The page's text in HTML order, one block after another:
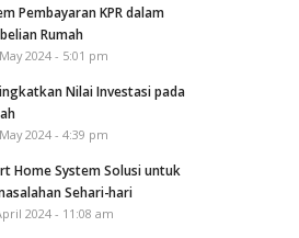
Pembayaran KPR dalam
Rumah
2024 - 5:01 pm
Nilai Investasi pada
2024 - 4:39 pm
Home System Solusi untuk
Sehari-hari
2024 - 11:08 am